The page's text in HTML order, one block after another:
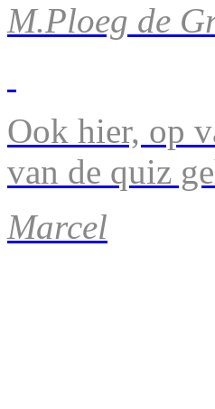
M.Ploeg de
Ook hier, op
van de quiz
Marcel